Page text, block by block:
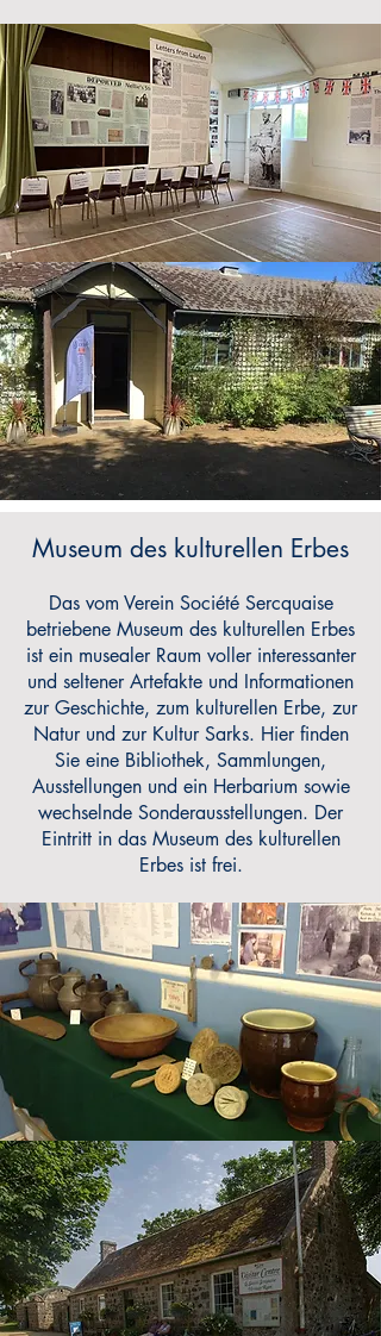
Museum des kulturellen Erbes
Das vom Verein Société Sercquaise
betriebene Museum des kulturellen Erbes
ist ein musealer Raum voller interessanter
und seltener Artefakte und Informationen
zur Geschichte, zum kulturellen Erbe, zur
Natur und zur Kultur Sarks. Hier finden
Sie eine Bibliothek, Sammlungen,
Ausstellungen und ein Herbarium sowie
wechselnde Sonderausstellungen. Der
Eintritt in das Museum des kulturellen
Erbes ist frei.